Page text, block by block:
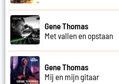
Gene Thomas
Met vallen en opstaan
Gene Thomas
Mij en mijn gitaar